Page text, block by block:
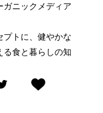
ガニックメディア
プトに、健やかな
る食と暮らしの知